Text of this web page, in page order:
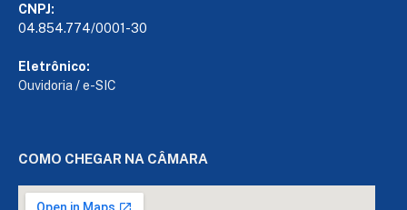
CNPJ:
04.854.774/0001-30
Eletrônico:
Ouvidoria /e-SIC
COMO CHEGAR NA CÂMARA